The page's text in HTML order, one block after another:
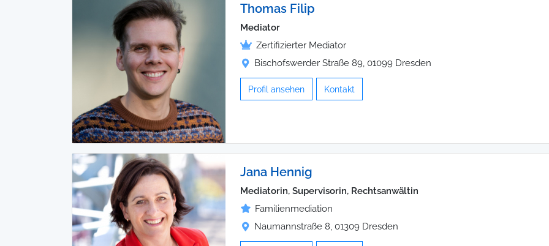
Thomas Filip
Mediator
Zertifizierter Mediator
Bischofswerder Straße 89, 01099 Dresden
Profil ansehen Kontakt
Jana Hennig
Mediatorin, Supervisorin, Rechtsanwältin
Familienmediation
Naumannstraße 8, 01309 Dresden